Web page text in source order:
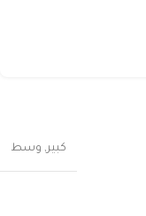
كبير, وسط